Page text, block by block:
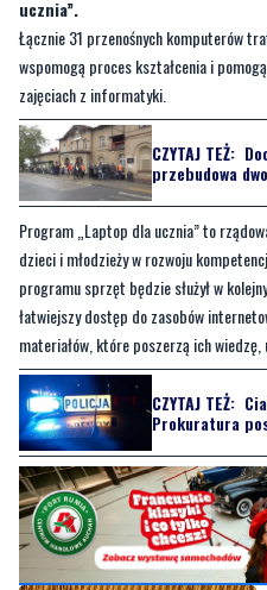
zajęciach z informatyki.
CZYTAJ TEŻ:
przebudowa
Program „Laptop dla ucznia” to
dzieci i młodzieży w rozwoju
programu sprzęt będzie służył w
łatwiejszy dostęp do zasobów
materiałów, które poszerzą ich wiedzę,
CZYTAJ TEŻ:
Prokuratura